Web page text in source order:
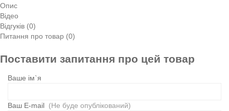
Опис
Відео
Відгуків (0)
Питання про товар (0)
Поставити запитання про цей товар
Ваше ім`я
Ваш E-mail (Не буде опублікований)